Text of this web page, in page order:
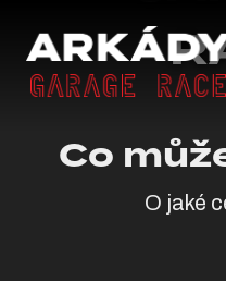
Co
O jaké